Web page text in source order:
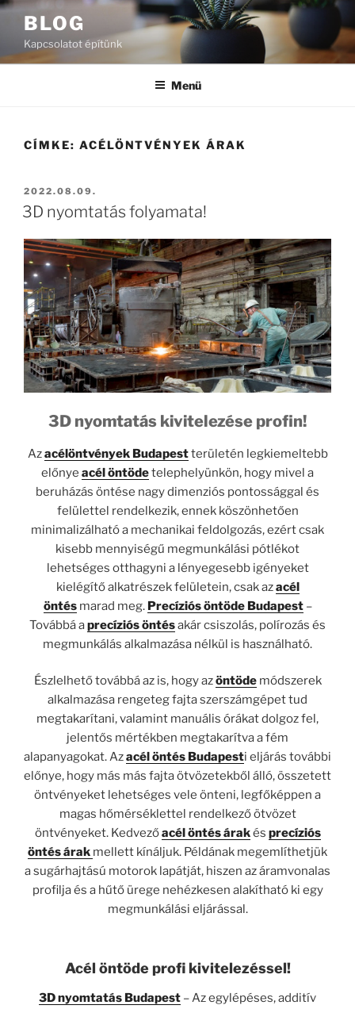
Tartalomhoz
BLOG
Kapcsolatot építünk
Menü
CÍMKE: ACÉLÖNTVÉNYEK ÁRAK
BEKÜLDVE:
2022.08.09.
3D nyomtatás folyamata!
3D nyomtatás kivitelezése profin!
Azacélöntvények Budapestterületén legkiemeltebb
előnye acél öntödetelephelyünkön, hogy mivel a
beruházás öntése nagy dimenziós pontossággal és
felülettel rendelkezik, ennek köszönhetően
minimalizálható a mechanikai feldolgozás, ezért csak
kisebb mennyiségű megmunkálási pótlékot
lehetséges otthagyni a lényegesebb igényeket
kielégítő alkatrészek felületein, csak azacél
öntésmarad meg. Precíziós öntöde Budapest–
Továbbá aprecíziós öntésakár csiszolás, polírozás és
megmunkálás alkalmazása nélkül is használható.
Észlelhető továbbá az is, hogy azöntödemódszerek
alkalmazása rengeteg fajta szerszámgépet tud
megtakarítani, valamint manuális órákat dolgoz fel,
jelentős mértékben megtakarítva a fém
alapanyagokat. Azacél öntés Budapesti eljárás további
előnye, hogy más más fajta ötvözetekből álló, összetett
öntvényeket lehetséges vele önteni, legfőképpen a
magas hőmérséklettel rendelkező ötvözet
öntvényeket. Kedvezőacél öntés árakés precíziós
öntés árak mellett kínáljuk. Példának megemlíthetjük
a sugárhajtású motorok lapátját, hiszen az áramvonalas
profilja és a hűtő ürege nehézkesen alakítható ki egy
megmunkálási eljárással.
Acél öntöde profi kivitelezéssel!
3D nyomtatás Budapest – Az egylépéses, additív